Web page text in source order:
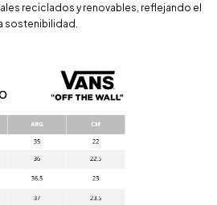
reciclados y renovables, reflejando el
sostenibilidad.